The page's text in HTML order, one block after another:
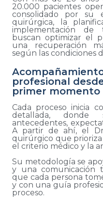
20.000 pacientes
consolidado por su
quirúrgica, la
implementación de
buscan optimizar el
una recuperación
según las condiciones
profesional
primer momento
Cada proceso inicia
detallada, donde
antecedentes,
A partir de ahí, el
quirúrgico que
el criterio médico y la
Su metodología se
y una comunicación
que cada persona
y con una guía
proceso.